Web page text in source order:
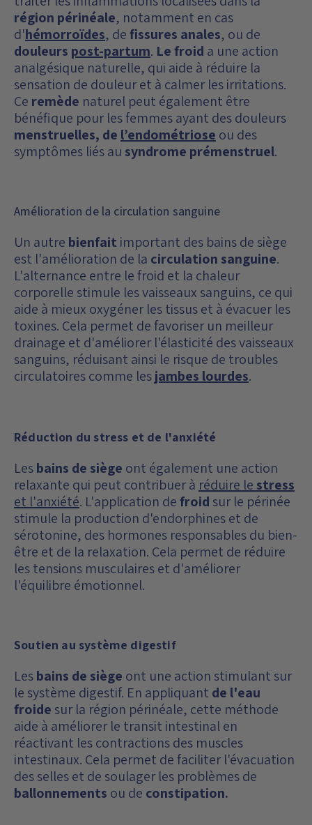
région périnéale, notamment en cas
d'hémorroïdes, defissures anales, ou de
douleurs post-partum. Le froid a une action
analgésique naturelle, qui aide à réduire la
sensation de douleur et à calmer les irritations.
Ce remède naturel peut également être
bénéfique pour les femmes ayant des douleurs
menstruelles, de l’endométriose ou des
symptômes liés au syndrome prémenstruel.
Amélioration de la circulation sanguine
Un autre bienfait important des bains de siège
est l'amélioration de la circulation sanguine.
L'alternance entre le froid et la chaleur
corporelle stimule les vaisseaux sanguins, ce qui
aide à mieux oxygéner les tissus et à évacuer les
toxines. Cela permet de favoriser un meilleur
drainage et d'améliorer l'élasticité des vaisseaux
sanguins, réduisant ainsi le risque de troubles
circulatoires comme lesjambes lourdes.
Réduction du stress et de l'anxiété
Lesbains de siège ont également une action
relaxante qui peut contribuer à réduire le stress
et l'anxiété. L'application defroid sur le périnée
stimule la production d'endorphines et de
sérotonine, des hormones responsables du bien-
être et de la relaxation. Cela permet de réduire
les tensions musculaires et d'améliorer
l'équilibre émotionnel.
Soutien au système digestif
Lesbains de siège ont une action stimulant sur
le système digestif. En appliquant de l'eau
froide sur la région périnéale, cette méthode
aide à améliorer le transit intestinal en
réactivant les contractions des muscles
intestinaux. Cela permet de faciliter l'évacuation
des selles et de soulager les problèmes de
ballonnements ou de constipation.